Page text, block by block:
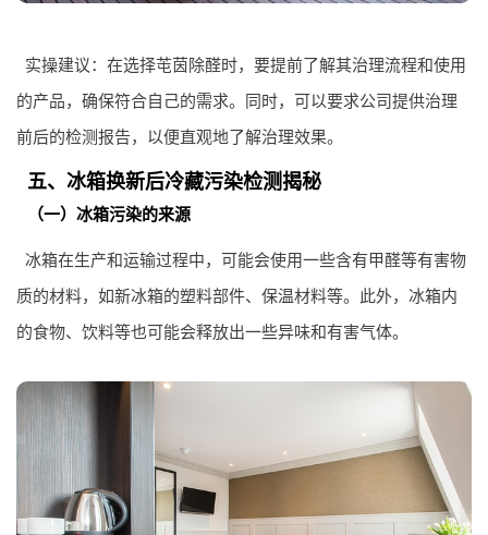
实操建议：在选择芚茵除醛时，要提前了解其治理流程和使用
的产品，确保符合自己的需求。同时，可以要求公司提供治理
前后的检测报告，以便直观地了解治理效果。
五、冰箱换新后冷藏污染检测揭秘
（一）冰箱污染的来源
冰箱在生产和运输过程中，可能会使用一些含有甲醛等有害物
质的材料，如新冰箱的塑料部件、保温材料等。此外，冰箱内
的食物、饮料等也可能会释放出一些异味和有害气体。